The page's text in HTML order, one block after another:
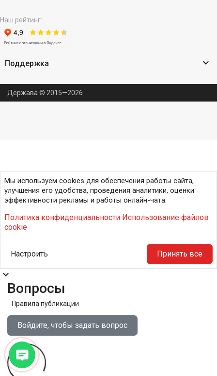
Наш рейтинг:
Поддержка 
Держава © 2015—2026
Мы используем cookies для обеспечения работы сайта,
улучшения его удобства, проведения аналитики, оценки
эффективности рекламы и работы онлайн-чата.
Политика конфиденциальности Использование файлов
cookie
Настроить Принять все
expand_more
Вопросы
Правила публикации
Войдите, чтобы задать вопрос